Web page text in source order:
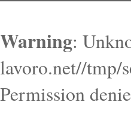
Warning:
lavoro.net//tmp/
Permission